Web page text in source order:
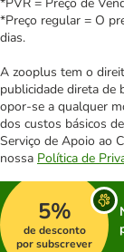
*Preço regular = O
dias.
A zooplus tem o
publicidade direta de
opor-se a qualquer
dos custos básicos
Serviço de Apoio ao
nossa Política de
5%
de desconto
por subscrever